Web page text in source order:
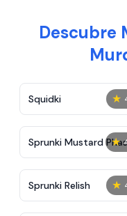
Descubre
★
Squidki
★
Sprunki Mustard
2
★
Sprunki Relish